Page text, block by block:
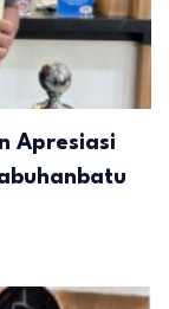
Apresiasi